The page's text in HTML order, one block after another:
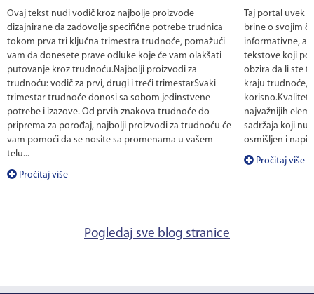
Ovaj tekst nudi vodič kroz najbolje proizvode
dizajnirane da zadovolje specifične potrebe trudnica
tokom prva tri ključna trimestra trudnoće, pomažući
vam da donesete prave odluke koje će vam olakšati
putovanje kroz trudnoću.Najbolji proizvodi za
trudnoću: vodič za prvi, drugi i treći trimestarSvaki
trimestar trudnoće donosi sa sobom jedinstvene
potrebe i izazove. Od prvih znakova trudnoće do
priprema za porođaj, najbolji proizvodi za trudnoću će
vam pomoći da se nosite sa promenama u vašem
telu...
Pročitaj više
Taj portal uvek
brine o svojim
informativne, ali
tekstove koji
obzira da li ste
kraju trudnoće,
korisno.Kvalitet
najvažnijih
sadržaja koji
osmišljen i
Pročitaj više
Pogledaj sve blog stranice